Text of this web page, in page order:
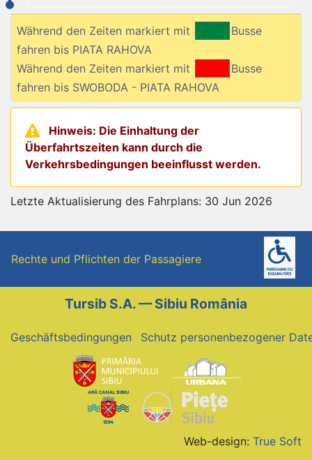
Während den Zeiten markiert mit
Busse
fahren bis PIATA RAHOVA
Während den Zeiten markiert mit
Busse
fahren bis SWOBODA - PIATA RAHOVA
Hinweis: Die Einhaltung der
Überfahrtszeiten kann durch die
Verkehrsbedingungen beeinflusst werden.
Letzte Aktualisierung des Fahrplans: 30 Jun 2026
Rechte und Pflichten der Passagiere
Tursib S.A. — Sibiu România
Geschäftsbedingungen Schutz personenbezogener
Web-design: True Soft